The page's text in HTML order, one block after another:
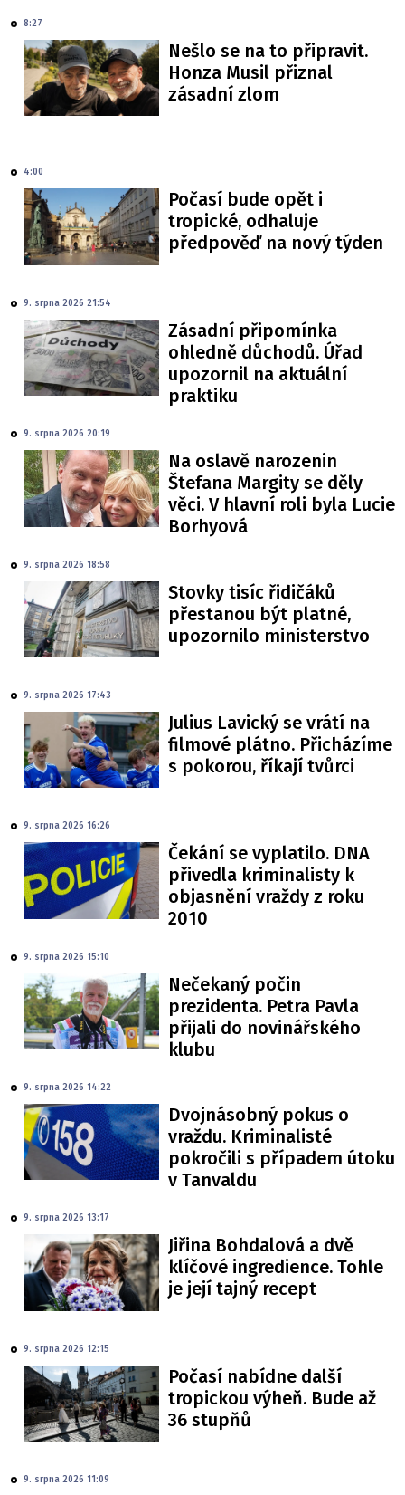
8:27
Nešlo se na to připravit.
Honza Musil přiznal
zásadní zlom
4:00
Počasí bude opět i
tropické, odhaluje
předpověď na nový týden
9. srpna 2026 21:54
Zásadní připomínka
ohledně důchodů. Úřad
upozornil na aktuální
praktiku
9. srpna 2026 20:19
Na oslavě narozenin
Štefana Margity se děly
věci. V hlavní roli byla Lucie
Borhyová
9. srpna 2026 18:58
Stovky tisíc řidičáků
přestanou být platné,
upozornilo ministerstvo
9. srpna 2026 17:43
Julius Lavický se vrátí na
filmové plátno. Přicházíme
s pokorou, říkají tvůrci
9. srpna 2026 16:26
Čekání se vyplatilo. DNA
přivedla kriminalisty k
objasnění vraždy z roku
2010
9. srpna 2026 15:10
Nečekaný počin
prezidenta. Petra Pavla
přijali do novinářského
klubu
9. srpna 2026 14:22
Dvojnásobný pokus o
vraždu. Kriminalisté
pokročili s případem útoku
v Tanvaldu
9. srpna 2026 13:17
Jiřina Bohdalová a dvě
klíčové ingredience. Tohle
je její tajný recept
9. srpna 2026 12:15
Počasí nabídne další
tropickou výheň. Bude až
36 stupňů
9. srpna 2026 11:09